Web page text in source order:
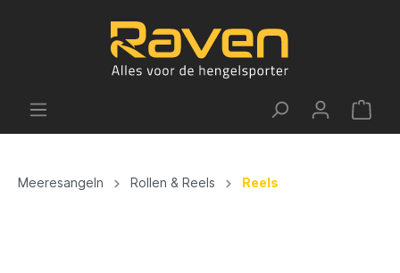
Meeresangeln Rollen & Reels Reels